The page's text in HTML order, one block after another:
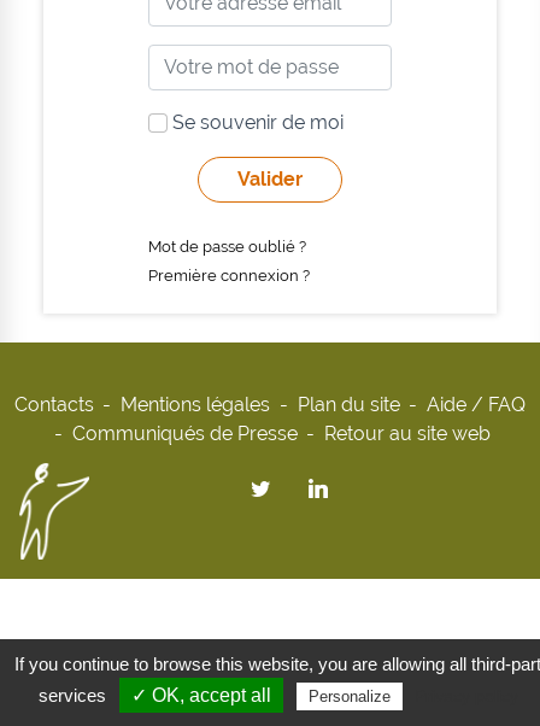
Se souvenir de moi
Mot de passe oublié ?
Première connexion ?
Contacts Mentions légales Plan du site
Aide / FAQ
Communiqués de Presse
Retour au site web
If you continue to browse this website, you are allowing all third-
services
✓ OK, accept all Personalize